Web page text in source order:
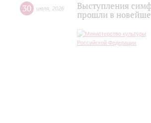
30 июля 2026
Выступления
прошли в